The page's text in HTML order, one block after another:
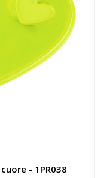
- 1PR038